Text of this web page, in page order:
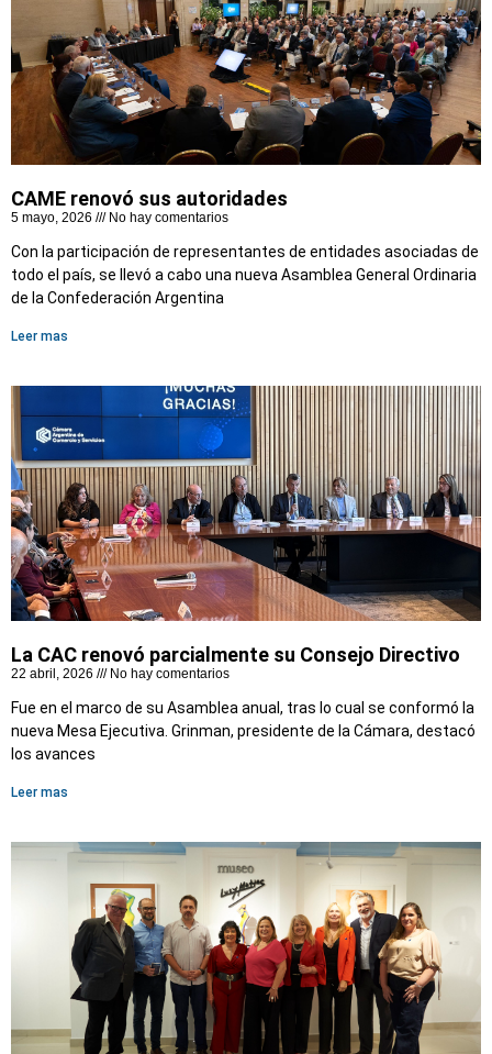
CAME renovó sus autoridades
5 mayo, 2026 No hay comentarios
Con la participación de representantes de entidades asociadas de
todo el país, se llevó a cabo una nueva Asamblea General Ordinaria
de la Confederación Argentina
Leer mas
La CAC renovó parcialmente su Consejo Directivo
22 abril, 2026 No hay comentarios
Fue en el marco de su Asamblea anual, tras lo cual se conformó la
nueva Mesa Ejecutiva. Grinman, presidente de la Cámara, destacó
los avances
Leer mas